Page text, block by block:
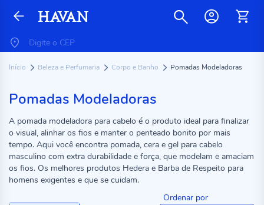
Início Beleza e Perfumaria Corpo e Banho Pomadas Modeladoras
Pomadas Modeladoras
A pomada modeladora para cabelo é o produto ideal para finalizar
o visual, alinhar os fios e manter o penteado bonito por mais
tempo. Aqui você encontra pomada, cera e gel para cabelo
masculino com extra durabilidade e força, que modelam e amaciam
os fios. Os melhores produtos Hedera e Barba de Respeito para
homens exigentes e que se cuidam.
Ordenar por